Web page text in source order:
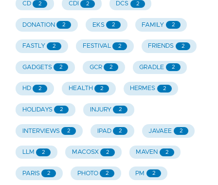
CD 2 CDI 2 DCS 2
DONATION 2 EKS 2 FAMILY 2
FASTLY 2 FESTIVAL 2 FRIENDS 2
GADGETS 2 GCR 2 GRADLE 2
HD 2 HEALTH 2 HERMES 2
HOLIDAYS 2 INJURY 2
INTERVIEWS 2 IPAD 2 JAVAEE 2
LLM 2 MACOSX 2 MAVEN 2
PARIS 2 PHOTO 2 PM 2